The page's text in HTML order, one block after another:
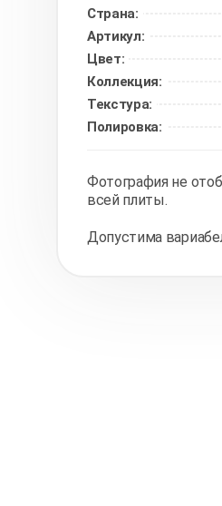
Страна:
Артикул:
Цвет:
Коллекция:
Текстура:
Полировка:
Фотография не
всей плиты.
Допустима